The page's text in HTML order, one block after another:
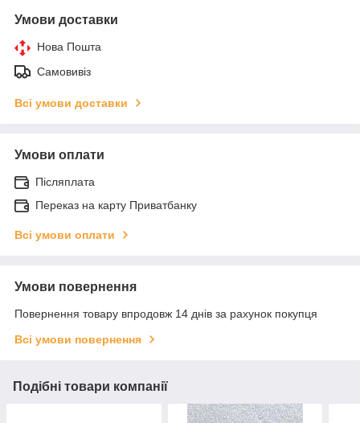
Умови доставки
Нова Пошта
Самовивіз
Всі умови доставки
Умови оплати
Післяплата
Переказ на карту Приватбанку
Всі умови оплати
Умови повернення
Повернення товару впродовж 14 днів за рахунок покупця
Всі умови повернення
Подібні товари компанії